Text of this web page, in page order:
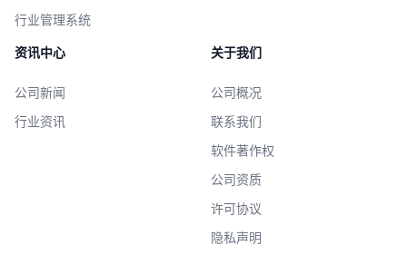
行业管理系统
资讯中心
公司新闻
行业资讯
关于我们
公司概况
联系我们
软件著作权
公司资质
许可协议
隐私声明